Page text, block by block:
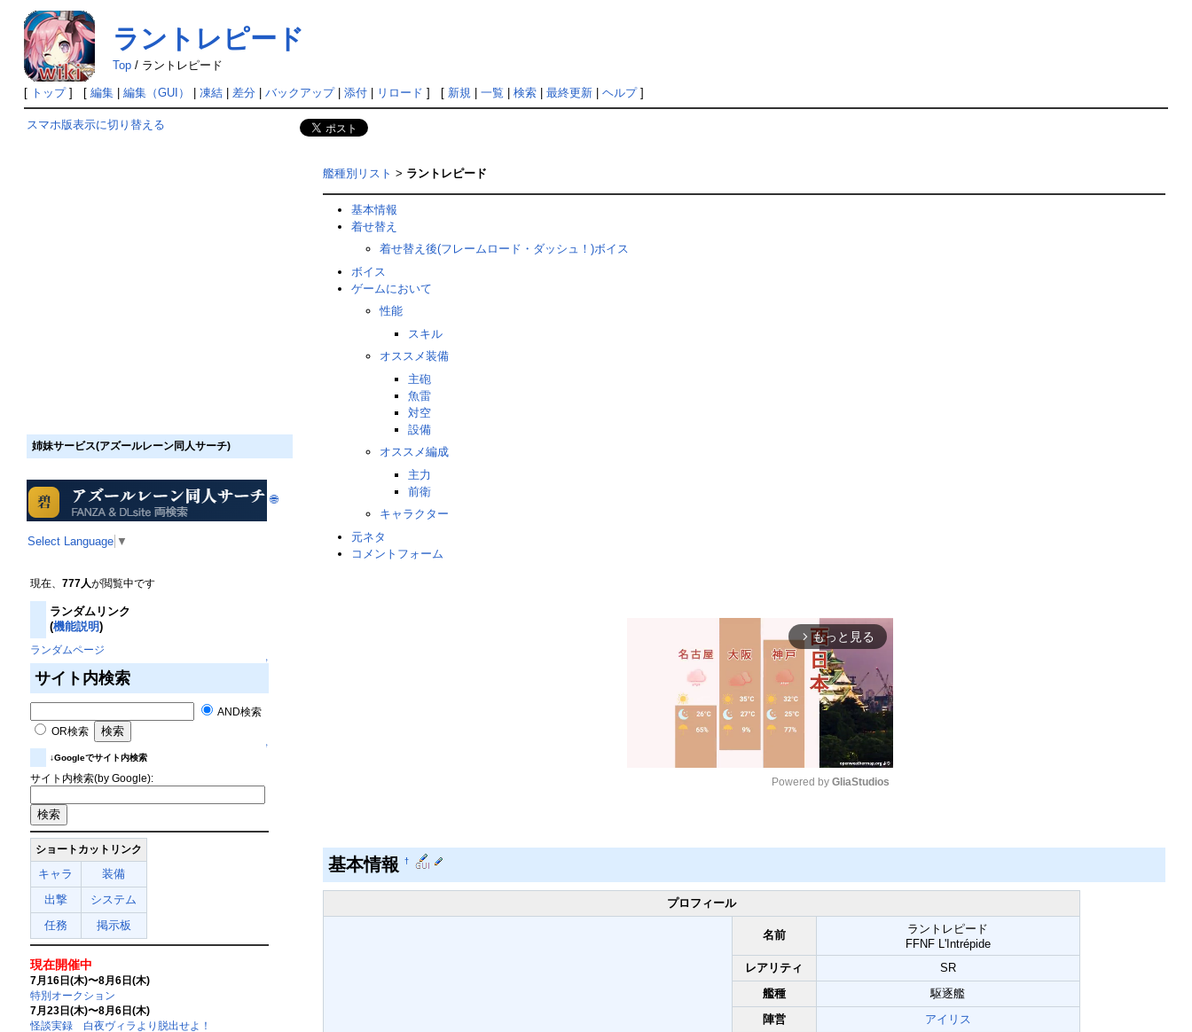
ラントレピード
Top/ ラントレピード
[ トップ] [ 編集| 編集（GUI） 凍結| 差分| バックアップ| 添付| リロード ] [ 新規| 一覧 検索| 最終更新| ヘルプ]
スマホ版表示に切り替える
姉妹サービス(アズールレーン同人サーチ)
🌐
Select Language ▼
現在、 777人が閲覧中です
ランダムリンク
(機能説明)
ランダムページ
↑
サイト内検索
AND検索
OR検索
↑
↓Googleでサイト内検索
サイト内検索(by Google):
ショートカットリンク
キャラ
装備
出撃
システム
任務
掲示板
現在開催中
7月16日(木)〜8月6日(木)
特別オークション
7月23日(木)〜8月6日(木)
怪談実録 白夜ヴィラより脱出せよ！
艦種別リスト > ラントレピード
基本情報
着せ替え
着せ替え後(フレームロード・ダッシュ！)ボイス
ボイス
ゲームにおいて
性能
スキル
オススメ装備
主砲
魚雷
対空
設備
オススメ編成
主力
前衛
キャラクター
元ネタ
コメントフォーム
arrow_forward_ios もっと見る
Powered by GliaStudios
基本情報 †
プロフィール
名前
ラントレピード
FFNF L'Intrépide
レアリティ
SR
艦種
駆逐艦
陣営
アイリス